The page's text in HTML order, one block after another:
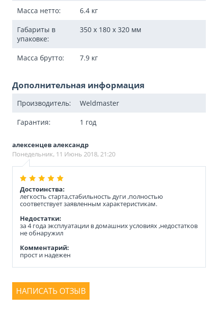
Масса нетто: 6.4 кг
Габариты в
упаковке:
350 x 180 x 320 мм
Масса брутто: 7.9 кг
Дополнительная информация
Производитель: Weldmaster
Гарантия: 1 год
алексенцев александр
Понедельник, 11 Июнь 2018, 21:20
Достоинства:
легкость старта,стабильность дуги ,полностью
соответствует заявленным характеристикам.
Недостатки:
за 4 года эксплуатации в домашних условиях ,недостатков
не обнаружил
Комментарий:
прост и надежен
НАПИСАТЬ ОТЗЫВ